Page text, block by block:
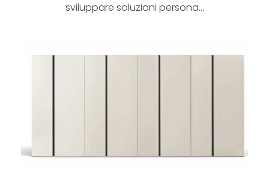
sviluppare soluzioni persona...